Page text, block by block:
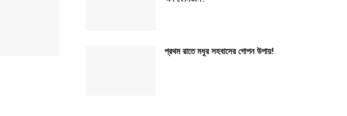
প্রথম রাতে মধুর সহবাসের গোপন উপায়!